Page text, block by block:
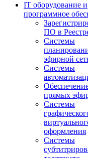
IT оборудование и
программное
ПО в
Системы
эфирной
Системы
прямых
Системы
оформления
Системы